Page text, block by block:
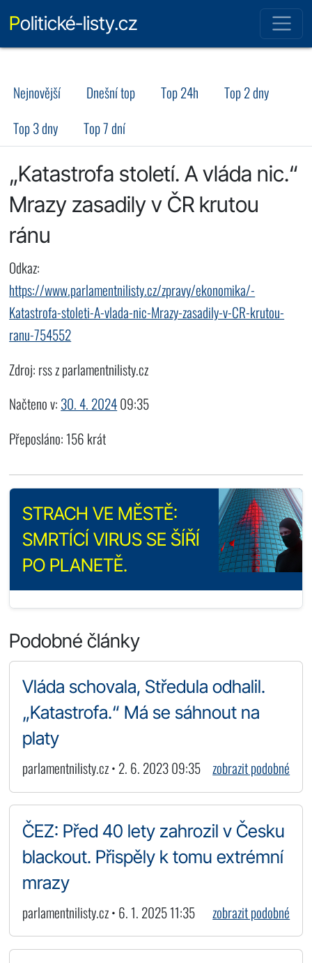
Politické-listy.cz
Nejnovější Dnešní top Top 24h
Top 2 dny
Top 3 dny
Top 7 dní
„Katastrofa století. A vláda nic.“
Mrazy zasadily v ČR krutou
ránu
Odkaz:
https://www.parlamentnilisty.cz/zpravy/ekonomika/-
Katastrofa-stoleti-A-vlada-nic-Mrazy-zasadily-v-CR-krutou-
ranu-754552
Zdroj: rss z parlamentnilisty.cz
Načteno v: 30. 4. 202409:35
Přeposláno: 156 krát
STRACH VE MĚSTĚ:
SMRTÍCÍ VIRUS SE ŠÍŘÍ
PO PLANETĚ.
Podobné články
Vláda schovala, Středula odhalil.
„Katastrofa.“ Má se sáhnout na
platy
parlamentnilisty.cz • 2. 6. 2023 09:35 zobrazit podobné
ČEZ: Před 40 lety zahrozil v Česku
blackout. Přispěly k tomu extrémní
mrazy
parlamentnilisty.cz • 6. 1. 2025 11:35 zobrazit podobné